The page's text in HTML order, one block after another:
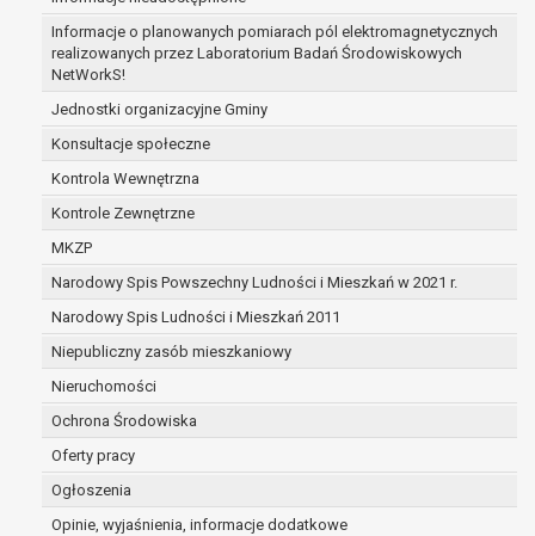
Informacje o planowanych pomiarach pól elektromagnetycznych
realizowanych przez Laboratorium Badań Środowiskowych
NetWorkS!
Jednostki organizacyjne Gminy
Konsultacje społeczne
Kontrola Wewnętrzna
Kontrole Zewnętrzne
MKZP
Narodowy Spis Powszechny Ludności i Mieszkań w 2021 r.
Narodowy Spis Ludności i Mieszkań 2011
Niepubliczny zasób mieszkaniowy
Nieruchomości
Ochrona Środowiska
Oferty pracy
Ogłoszenia
Opinie, wyjaśnienia, informacje dodatkowe
zabezpieczenia ewentualnych roszczeń, a w
przypadku wyrażenia zgody na przetwarzanie
danych po zakończeniu i rozliczeniu umowy, do
czasu wycofania tej zgody.
Ponadto w przypadku umów o dofinansowanie
dane osobowe od momentu pozyskania
przechowywane są przez okres wynikający z
umowy o dofinansowanie zawartej między
beneficjentem a określoną instytucją, trwałości
dokumentacji projektu do celów kontrolnych.
W związku z przetwarzaniem przez
administratora danych osobowych przysługuje
Pani/Panu:
prawo dostępu do treści danych oraz
otrzymywania ich kopii na podstawie art. 15
RODO;
prawo do żądania sprostowania danych na
w przypadku gdy: